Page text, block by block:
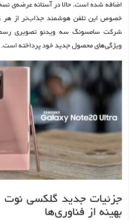
اضافه شده است. حالا در آستانه عرضه‌ی
خصوص این تلفن هوشمند جذاب‌تر از هر
شرکت سامسونگ سه ویدئو تصویری
ویژگی‌های محصول جدید خود پرداخته است.
بهینه از فناوری‌ها